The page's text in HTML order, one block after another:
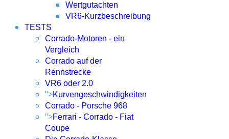
Wertgutachten
VR6-Kurzbeschreibung
TESTS
Corrado-Motoren - ein
Vergleich
Corrado auf der
Rennstrecke
VR6 oder 2.0
">Kurvengeschwindigkeiten
Corrado - Porsche 968
">Ferrari - Corrado - Fiat
Coupe